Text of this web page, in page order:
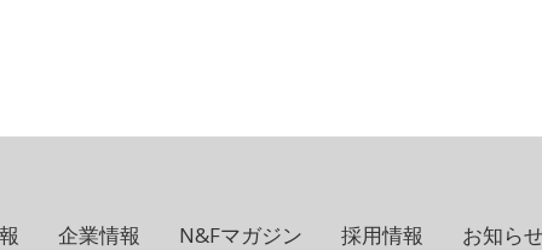
企業情報 N&Fマガジン 採用情報 お知ら